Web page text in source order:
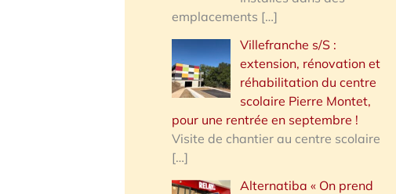
emplacements […]
Villefranche s/S :
extension, rénovation et
réhabilitation du centre
scolaire Pierre Montet,
pour une rentrée en septembre !
Visite de chantier au centre scolaire
[…]
Alternatiba « On prend